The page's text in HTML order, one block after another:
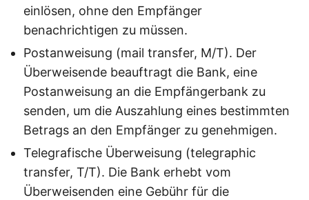
einlösen, ohne den Empfänger
benachrichtigen zu müssen.
Postanweisung (mail transfer, M/T). Der
Überweisende beauftragt die Bank, eine
Postanweisung an die Empfängerbank zu
senden, um die Auszahlung eines bestimmten
Betrags an den Empfänger zu genehmigen.
Telegrafische Überweisung (telegraphic
transfer, T/T). Die Bank erhebt vom
Überweisenden eine Gebühr für die